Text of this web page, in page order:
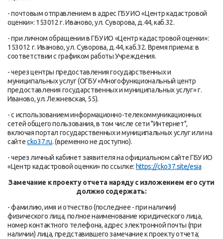
- почтовым отправлением в адрес ГБУ ИО «Центр кадастровой
оценки»: 153012 г. Иваново, ул. Суворова, д.44, каб.32.
- при личном обращении в ГБУ ИО «Центр кадастровой оценки»:
153012 г. Иваново, ул. Суворова, д.44, каб.32. Время приема: в
соответствии с графиком работы Учреждения.
- через центры предоставления государственных и
муниципальных услуг (ОГБУ «Многофункциональный центр
предоставления государственных и муниципальных услуг» г.
Иваново, ул. Лежневская, 55).
- с использованием информационно-телекоммуникационных
сетей общего пользования, в том числе сети "Интернет",
включая портал государственных и муниципальных услуг или на
сайтеcko37.ru. (временно не доступно).
- через личный кабинет заявителя на официальном сайте ГБУ ИО
«Центр кадастровой оценки» по ссылке: https://cko37.site/esia
Замечание к проекту отчета наряду с изложением его сути
должно содержать:
- фамилию, имя и отчество (последнее - при наличии)
физического лица, полное наименование юридического лица,
номер контактного телефона, адрес электронной почты (при
наличии) лица, представившего замечание к проекту отчета;